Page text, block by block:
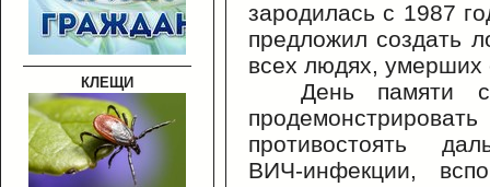
КЛЕЩИ
зародилась с 1987
предложил создать
всех людях,
День памяти
противостоять
ВИЧ-инфекции,